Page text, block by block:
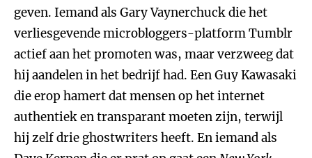
geven. Iemand als Gary Vaynerchuck die het
verliesgevende microbloggers-platform Tumblr
actief aan het promoten was, maar verzweeg dat
hij aandelen in het bedrijf had. Een Guy Kawasaki
die erop hamert dat mensen op het internet
authentiek en transparant moeten zijn, terwijl
hij zelf drie ghostwriters heeft. En iemand als